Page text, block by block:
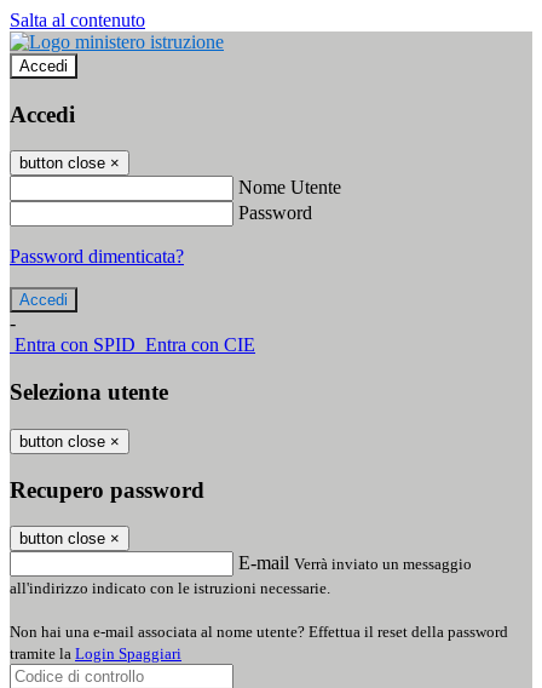
Salta al contenuto
Accedi
Accedi
button close ×
Nome Utente
Password
Password dimenticata?
-
Entra con SPID Entra con CIE
Seleziona utente
button close ×
Recupero password
button close ×
E-mail Verrà inviato un messaggio
all'indirizzo indicato con le istruzioni necessarie.
Non hai una e-mail associata al nome utente? Effettua il reset della password
tramite la Login Spaggiari